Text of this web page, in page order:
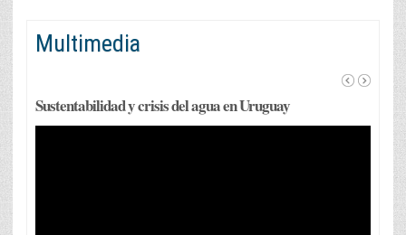
Multimedia
Sustentabilidad y crisis del agua en Uruguay